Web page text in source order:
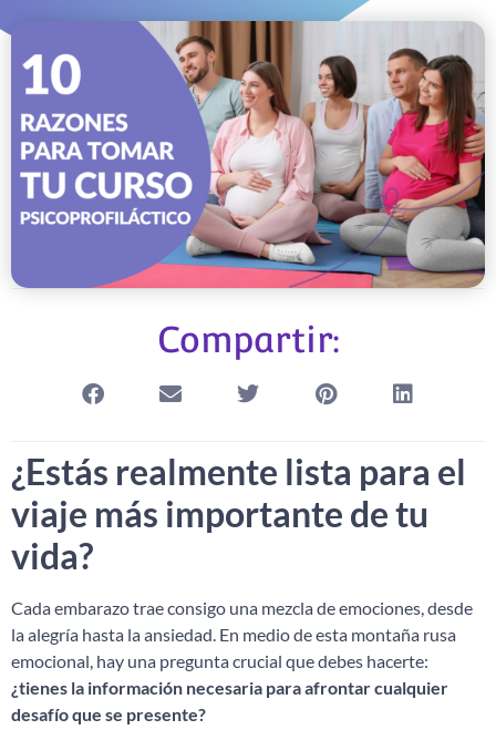
Compartir:
¿Estás realmente lista para el
viaje más importante de tu
vida?
Cada embarazo trae consigo una mezcla de emociones, desde
la alegría hasta la ansiedad. En medio de esta montaña rusa
emocional, hay una pregunta crucial que debes hacerte:
¿tienes la información necesaria para afrontar cualquier
desafío que se presente?